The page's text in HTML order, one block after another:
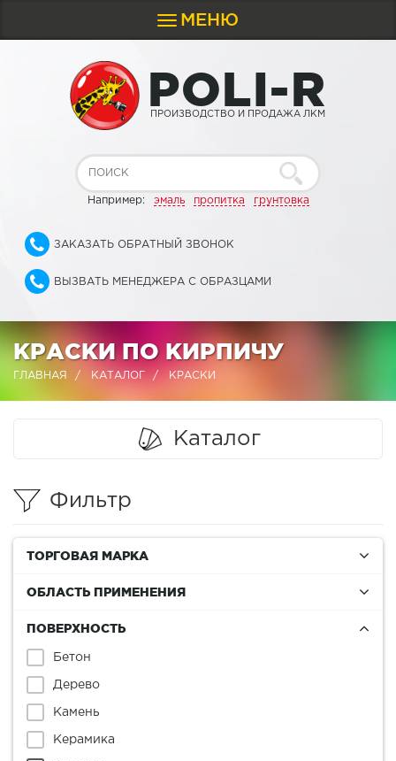
Toggle
navigation
МЕНЮ
POLI-R
ПРОИЗВОДСТВО И ПРОДАЖА ЛКМ
Например: эмаль пропитка грунтовка
ЗАКАЗАТЬ ОБРАТНЫЙ ЗВОНОК
ВЫЗВАТЬ МЕНЕДЖЕРА С ОБРАЗЦАМИ
КРАСКИ ПО КИРПИЧУ
ГЛАВНАЯ КАТАЛОГ КРАСКИ
Каталог
Фильтр
ТОРГОВАЯ МАРКА
ОБЛАСТЬ ПРИМЕНЕНИЯ
ПОВЕРХНОСТЬ
Бетон
Дерево
Камень
Керамика